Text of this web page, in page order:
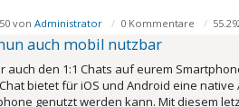
von Administrator 0 Kommentare
auch mobil nutzbar
auch den 1:1 Chats auf eurem
bietet für iOS und Android eine
genutzt werden kann. Mit diesem